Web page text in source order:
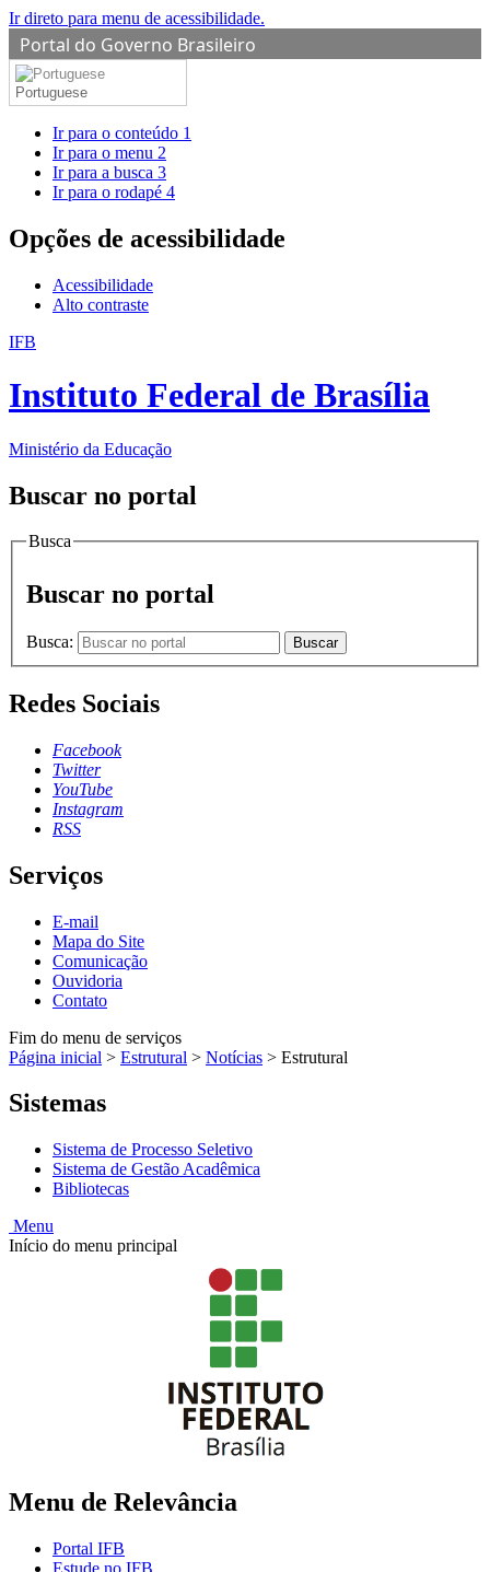
Ir direto para menu de acessibilidade.
Portal do Governo Brasileiro
Portuguese
Ir para o conteúdo 1
Ir para o menu 2
Ir para a busca 3
Ir para o rodapé 4
Opções de acessibilidade
Acessibilidade
Alto contraste
IFB
Instituto Federal de Brasília
Ministério da Educação
Buscar no portal
Busca
Buscar no portal
Busca: Buscar
Redes Sociais
Facebook
Twitter
YouTube
Instagram
RSS
Serviços
E-mail
Mapa do Site
Comunicação
Ouvidoria
Contato
Fim do menu de serviços
Página inicial > Estrutural > Notícias > Estrutural
Sistemas
Sistema de Processo Seletivo
Sistema de Gestão Acadêmica
Bibliotecas
Menu
Início do menu principal
Menu de Relevância
Portal IFB
Estude no IFB